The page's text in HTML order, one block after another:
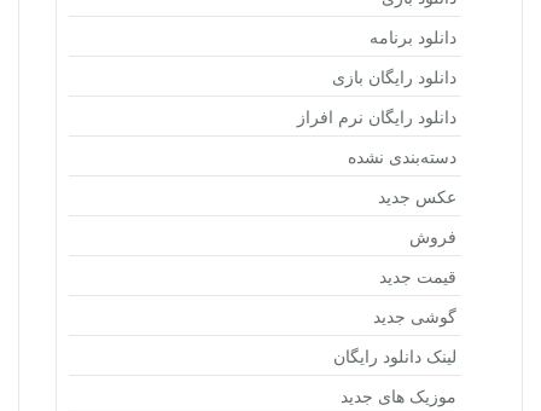
دانلود برنامه
دانلود رایگان بازی
دانلود رایگان نرم افراز
دسته‌بندی نشده
عکس جدید
فروش
قیمت جدید
گوشی جدید
لینک دانلود رایگان
موزیک های جدید